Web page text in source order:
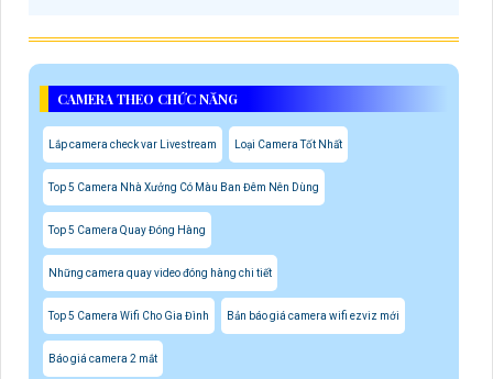
CAMERA THEO CHỨC NĂNG
Lắp camera check var Livestream Loại Camera Tốt Nhất
Top 5 Camera Nhà Xưởng Có Màu Ban Đêm Nên Dùng
Top 5 Camera Quay Đóng Hàng
Những camera quay video đóng hàng chi tiết
Top 5 Camera Wifi Cho Gia Đình Bản báo giá camera wifi ezviz mới
Báo giá camera 2 mắt